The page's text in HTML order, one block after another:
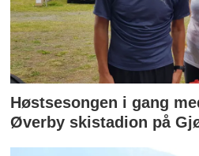
Høstsesongen i gang
Øverby skistadion på